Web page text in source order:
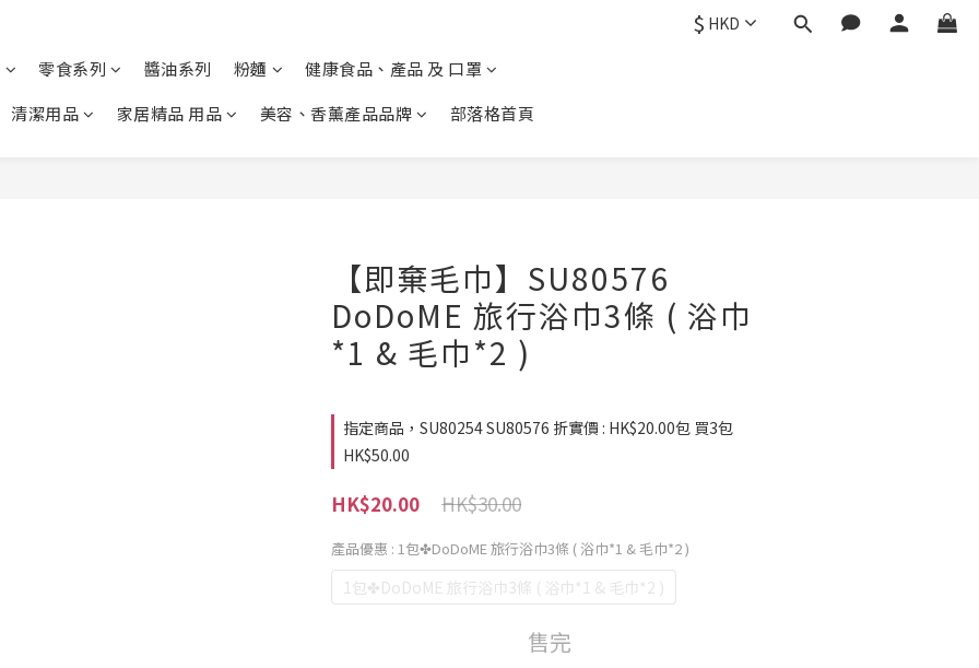
$ HKD
零食系列 醬油系列 粉麵
健康食品、產品 及 口罩
清潔用品
家居精品 用品 美容、香薰產品品牌 部落格首頁
【即棄毛巾】SU80576
DoDoME 旅行浴巾3條 ( 浴巾
*1 & 毛巾*2 )
指定商品，SU80254 SU80576 折實價 : HK$20.00包 買3包
HK$50.00
HK$30.00
HK$20.00
產品優惠 : 1包✤DoDoME 旅行浴巾3條 ( 浴巾*1 & 毛巾*2 )
1包✤DoDoME 旅行浴巾3條 ( 浴巾*1 & 毛巾*2 )
售完